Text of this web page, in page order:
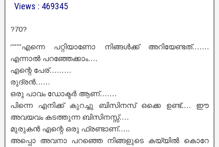
Views : 469345
?70?
‘””””എന്നെ പറ്റിയാണോ നിങ്ങൾക്ക് അറിയേണ്ടത്…….
എന്നാൽ പറഞ്ഞേക്കാം….
എന്റെ പേര്………
രുദ്രൻ……
ഒരു പാവം ഡോക്ടർ ആണ്…….
പിന്നെ എനിക്ക് കുറച്ചു ബിസിനസ്‌ ഒക്കെ ഉണ്ട്…. ഈ
അവയവം കടത്തുന്ന ബിസിനസ്സ്….
മുരുകൻ എന്റെ ഒരു ഫ്രണ്ടാണ്…..
അപ്പൊ അവനാ പറഞ്ഞെ നിങ്ങളുടെ കയ്യിൽ കൊറേ